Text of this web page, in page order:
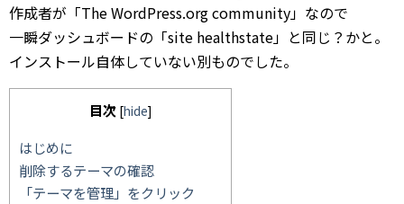
作成者が「The WordPress.org community」なので
一瞬ダッシュボードの「site healthstate」と同じ？かと。
インストール自体していない別ものでした。
目次 [hide]
はじめに
削除するテーマの確認
「テーマを管理」をクリック